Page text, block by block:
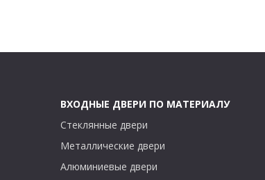
ВХОДНЫЕ ДВЕРИ ПО МАТЕРИАЛУ
Стеклянные двери
Металлические двери
Алюминиевые двери